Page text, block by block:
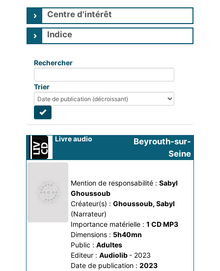
Centre d'intérêt
Indice
Rechercher
Trier
Livre audio
Beyrouth-sur-
Seine
Mention de responsabilité : Sabyl
Ghoussoub
Créateur(s) : Ghoussoub, Sabyl
(Narrateur)
Importance matérielle : 1 CD MP3
Dimensions : 5h40mn
Public : Adultes
Editeur : Audiolib - 2023
Date de publication : 2023